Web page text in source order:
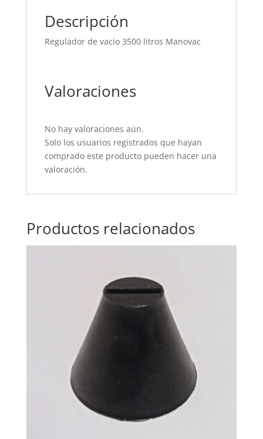
Descripción
Regulador de vacío 3500 litros Manovac
Valoraciones
No hay valoraciones aún.
Solo los usuarios registrados que hayan
comprado este producto pueden hacer una
valoración.
Productos relacionados